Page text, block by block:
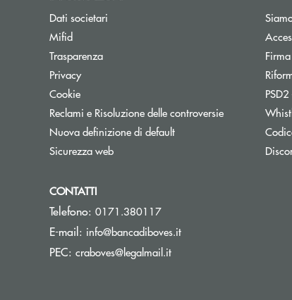
Dati societari
MifidApre una nuova finestra
Trasparenza
Privacy
Cookie
Reclami e Risoluzione delle controversie
Nuova definizione di default
Sicurezza web
CONTATTI
Telefono: 0171.380117
E-mail: info@bancadiboves.it(si apre l’app di posta
PEC: craboves@legalmail.it(si apre l’app di posta